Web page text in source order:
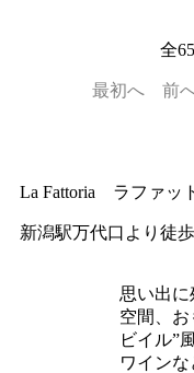
全65
最初へ 前
La Fattoria ラファッ
新潟駅万代口より徒
思い出
空間、
ビイル”
ワイン